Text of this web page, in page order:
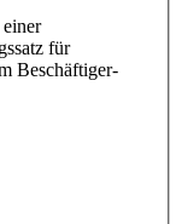
für
Beschäftiger-